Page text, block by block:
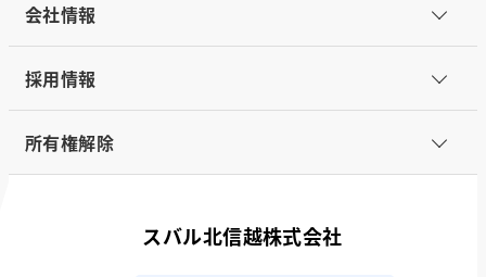
会社情報
採用情報
所有権解除
スバル北信越株式会社